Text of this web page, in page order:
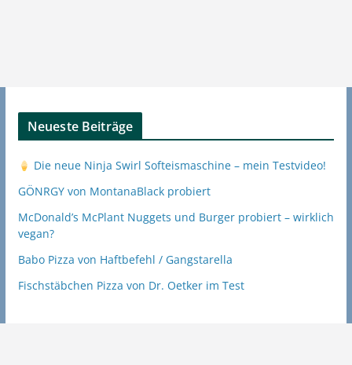
Neueste Beiträge
Die neue Ninja Swirl Softeismaschine – mein Testvideo!
GÖNRGY von MontanaBlack probiert
McDonald’s McPlant Nuggets und Burger probiert – wirklich
vegan?
Babo Pizza von Haftbefehl / Gangstarella
Fischstäbchen Pizza von Dr. Oetker im Test